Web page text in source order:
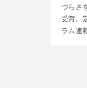
づらさ
受賞。
ラム連